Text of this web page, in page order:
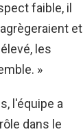
faible, il
et
les
»
l'équipe a
dans le